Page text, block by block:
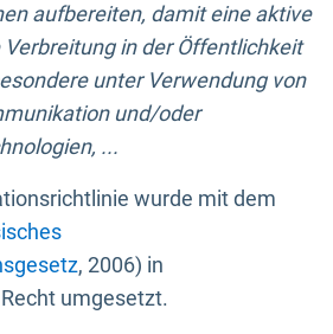
aufbereiten, damit eine aktive
in der Öffentlichkeit
unter Verwendung von
und/oder
...
wurde mit dem
, 2006) in
umgesetzt.